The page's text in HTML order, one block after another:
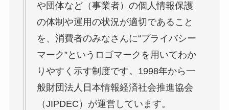
や団体など（事業者）の個人情報保護
の体制や運用の状況が適切であること
を、消費者のみなさんに“プライバシー
マーク”というロゴマークを用いてわか
りやすく示す制度です。1998年から一
般財団法人日本情報経済社会推進協会
（JIPDEC）が運営しています。